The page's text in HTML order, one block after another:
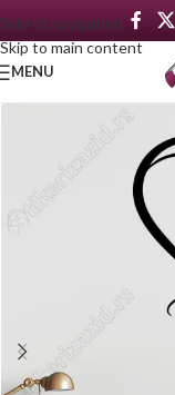
Skip to navigation
Skip to main content
MENU